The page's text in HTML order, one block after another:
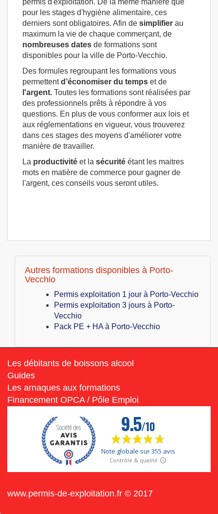
pour les stages d'hygiène alimentaire, ces
derniers sont obligatoires. Afin de simplifier au
maximum la vie de chaque commerçant, de
nombreuses dates de formations sont
disponibles pour la ville de Porto-Vecchio.
Des formules regroupant les formations vous
permettentd’économiser du temps et de
l'argent. Toutes les formations sont réalisées par
des professionnels prêts à répondre à vos
questions. En plus de vous conformer aux lois et
aux réglementations en vigueur, vous trouverez
dans ces stages des moyens d'améliorer votre
manière de travailler.
La productivité et la sécurité étant les maitres
mots en matière de commerce pour gagner de
l'argent, ces conseils vous seront utiles.
Autres formations disponibles à Porto-
Vecchio
Permis exploitation 1 jour à Porto-Vecchio
Permis exploitation 3 jours à Porto-
Vecchio
Pack PE + HA à Porto-Vecchio
Les débitants de boissons alcool
Guides
Les arnaques aux formations
Financement OPCA / Pôle Emploi
www.permis-de-exploitation.fr © 2017